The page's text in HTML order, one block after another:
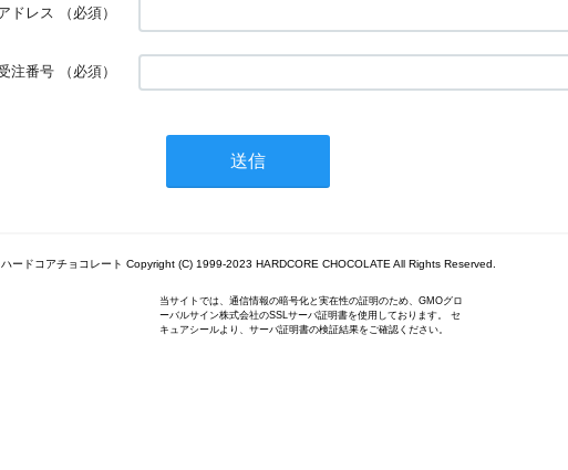
ドレス （必須）
注番号 （必須）
ハードコアチョコレート Copyright (C) 1999-2023 HARDCORE CHOCOLATE All Rights Reserved.
当サイトでは、通信情報の暗号化と実在性の証明のため、GMOグロ
ーバルサイン株式会社のSSLサーバ証明書を使用しております。 セ
キュアシールより、サーバ証明書の検証結果をご確認ください。